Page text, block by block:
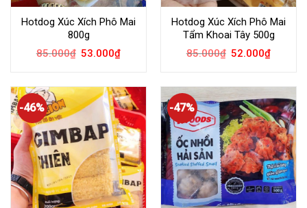
Hotdog Xúc Xích Phô Mai
800g
85.000₫ 53.000₫
Hotdog Xúc Xích Phô Mai
Tẩm Khoai Tây 500g
85.000₫ 52.000₫
-46% -47%